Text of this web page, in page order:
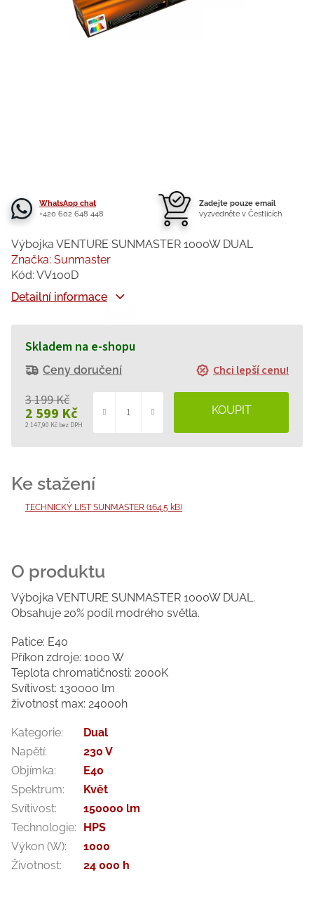
WhatsApp chat
+420 602 648 448
Zadejte pouze email
vyzvedněte v Čestlicích
3 199 Kč
2 599 Kč
2 147,90 Kč bez DPH
Skladem na e-shopu
Ceny doručení Chci lepší cenu!
Výbojka VENTURE SUNMASTER 1000W DUAL
Detailní informace
Značka: Sunmaster
Kód: VV100D
TECHNICKÝ LIST SUNMASTER (164.5 kB)
Výbojka VENTURE SUNMASTER 1000W DUAL.
Obsahuje 20% podíl modrého světla.
Patice: E40
Příkon zdroje: 1000 W
Teplota chromatičnosti: 2000K
Svítivost: 130000 lm
životnost max: 24000h
Kategorie:
Dual
Napětí:
230 V
Objímka:
E40
Spektrum:
Květ
Svítivost:
150000 lm
Technologie:
HPS
Výkon (W):
1000
Životnost: 24 000 h